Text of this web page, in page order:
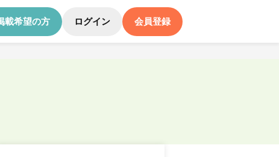
載希望の方 ログイン 会員登録